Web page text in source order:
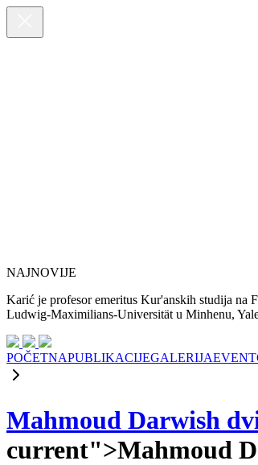
NAJNOVIJE
Karić je profesor emeritus Kur'anskih studija na
Ludwig-Maximilians-Universität u Minhenu,
POČETNAPUBLIKACIJEGALERIJA
Mahmoud Darwish
current">Mahmoud